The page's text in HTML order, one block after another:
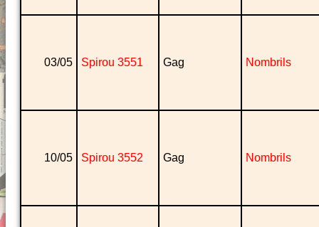
03/05 Spirou 3551 Gag Nombrils
10/05 Spirou 3552 Gag Nombrils